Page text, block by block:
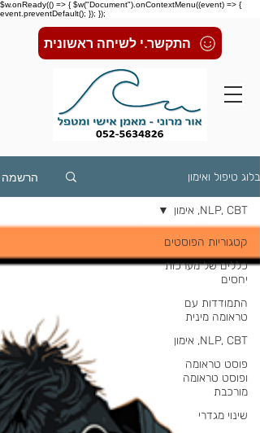
$w.onReady(() => { $w("Document").onContextMenu((event) => {
event.preventDefault(); }); });
התקשר.י לשיחה ראשונית
בלוג טיפול ואימון הרשמה
קטגוריות הפוסטים
כללים של מערכות
יחסים
התמודדות עם
טראומה מינית
NLP, CBT, אימון
פוסט טראומה
ופוסט טראומה
מורכבת
שינוי מגדרי
NLP, CBT, אימון